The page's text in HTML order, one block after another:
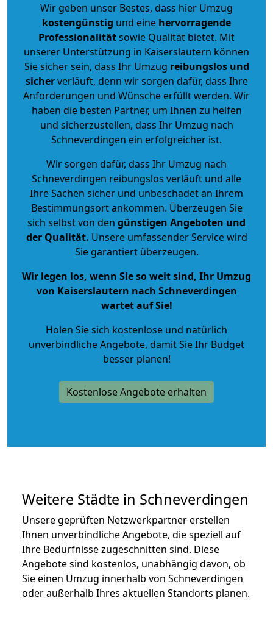
Wir geben unser Bestes, dass hier Umzug
kostengünstig und eine hervorragende
Professionalitätsowie Qualität bietet. Mit
unserer Unterstützung in Kaiserslautern können
Sie sicher sein, dass Ihr Umzug reibungslos und
sicherverläuft, denn wir sorgen dafür, dass Ihre
Anforderungen und Wünsche erfüllt werden. Wir
haben die besten Partner, um Ihnen zu helfen
und sicherzustellen, dass Ihr Umzug nach
Schneverdingen ein erfolgreicher ist.
Wir sorgen dafür, dass Ihr Umzug nach
Schneverdingen reibungslos verläuft und alle
Ihre Sachen sicher und unbeschadet an Ihrem
Bestimmungsort ankommen. Überzeugen Sie
sich selbst von den günstigen Angeboten und
der Qualität. Unsere umfassender Service wird
Sie garantiert überzeugen.
Wir legen los, wenn Sie so weit sind, Ihr Umzug
von Kaiserslautern nach Schneverdingen
wartet auf Sie!
Holen Sie sich kostenlose und natürlich
unverbindliche Angebote, damit Sie Ihr Budget
besser planen!
Kostenlose Angebote erhalten
Weitere Städte in Schneverdingen
Unsere geprüften Netzwerkpartner erstellen
Ihnen unverbindliche Angebote, die speziell auf
Ihre Bedürfnisse zugeschnitten sind. Diese
Angebote sind kostenlos, unabhängig davon, ob
Sie einen Umzug innerhalb von Schneverdingen
oder außerhalb Ihres aktuellen Standorts planen.